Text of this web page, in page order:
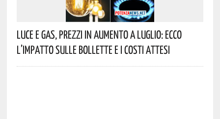
Luce E Gas, Prezzi In Aumento A Luglio: Ecco
L’impatto Sulle Bollette E I Costi Attesi